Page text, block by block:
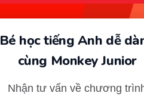
Bé học tiếng Anh dễ
cùng Monkey Junior
Nhận tư vấn về chương
của trẻ nhỏ. Giúp trẻ có